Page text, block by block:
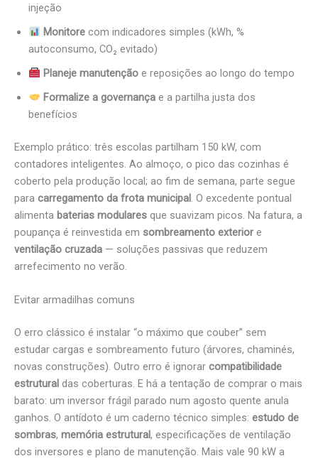
injeção
Monitorecom indicadores simples (kWh, %
autoconsumo, CO₂ evitado)
Planeje manutençãoe reposições ao longo do tempo
Formalize a governançae a partilha justa dos
benefícios
Exemplo prático: três escolas partilham 150 kW, com
contadores inteligentes. Ao almoço, o pico das cozinhas é
coberto pela produção local; ao fim de semana, parte segue
para carregamento da frota municipal. O excedente pontual
alimenta baterias modulares que suavizam picos. Na fatura, a
poupança é reinvestida em sombreamento exterior e
ventilação cruzada — soluções passivas que reduzem
arrefecimento no verão.
Evitar armadilhas comuns
O erro clássico é instalar “o máximo que couber” sem
estudar cargas e sombreamento futuro (árvores, chaminés,
novas construções). Outro erro é ignorar compatibilidade
estrutural das coberturas. E há a tentação de comprar o mais
barato: um inversor frágil parado num agosto quente anula
ganhos. O antídoto é um caderno técnico simples: estudo de
sombras, memória estrutural, especificações de ventilação
dos inversores e plano de manutenção. Mais vale 90 kW a